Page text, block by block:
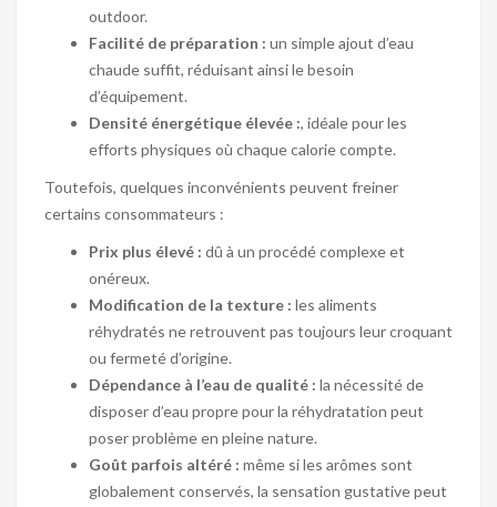
outdoor.
Facilité de préparation : un simple ajout d’eau
chaude suffit, réduisant ainsi le besoin
d’équipement.
Densité énergétique élevée :, idéale pour les
efforts physiques où chaque calorie compte.
Toutefois, quelques inconvénients peuvent freiner
certains consommateurs :
Prix plus élevé : dû à un procédé complexe et
onéreux.
Modification de la texture : les aliments
réhydratés ne retrouvent pas toujours leur croquant
ou fermeté d’origine.
Dépendance à l’eau de qualité : la nécessité de
disposer d’eau propre pour la réhydratation peut
poser problème en pleine nature.
Goût parfois altéré : même si les arômes sont
globalement conservés, la sensation gustative peut